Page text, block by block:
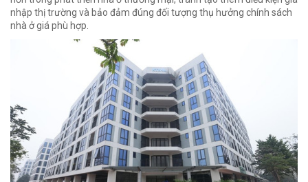
nhập thị trường và bảo đảm đúng đối tượng thụ hưởng chính sách
nhà ở giá phù hợp.